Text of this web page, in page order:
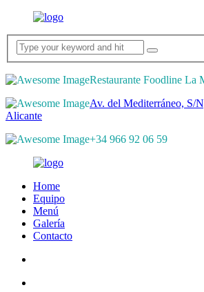
Restaurante Foodline La
Av. del Mediterráneo, S/
Alicante
+34 966 92 06 59
Home
Equipo
Menú
Galería
Contacto